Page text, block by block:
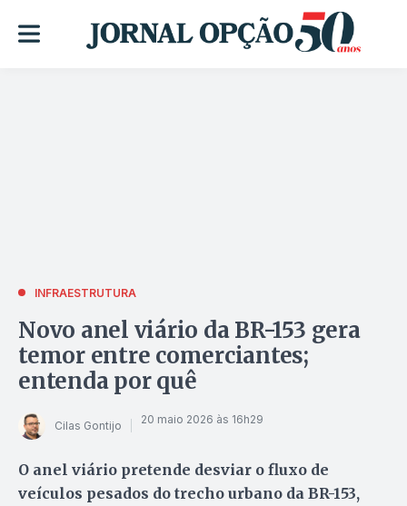
INFRAESTRUTURA
Novo anel viário da BR-153 gera
temor entre comerciantes;
entenda por quê
Cilas Gontijo 20 maio 2026 às 16h29
O anel viário pretende desviar o fluxo de
veículos pesados do trecho urbano da BR-153,